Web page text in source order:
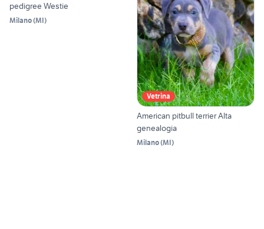
pedigree Westie
Milano(MI)
Vetrina
American pitbull terrier Alta
genealogia
Milano(MI)